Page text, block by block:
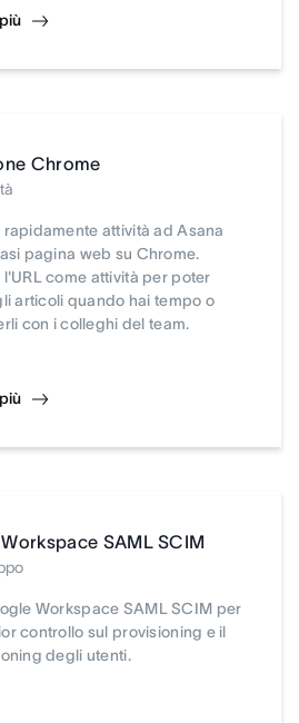
Chrome
attività ad Asana
pagina web su Chrome.
come attività per poter
articoli quando hai tempo o
con i colleghi del team.
SAML SCIM
Workspace SAML SCIM per
controllo sul provisioning e il
degli utenti.